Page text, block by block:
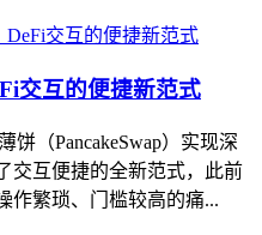
交互的便捷新范式
饼（PancakeSwap）实现深
交互便捷的全新范式，此前
作繁琐、门槛较高的痛...